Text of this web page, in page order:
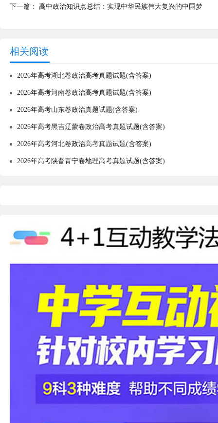
下一篇：
高中政治知识点总结：​实现中华民族伟大复兴的中国梦
相关阅读
2026年高考湖北卷政治高考真题试题(含答案)
2026年高考河南卷政治高考真题试题(含答案)
2026年高考山东卷政治真题试题(含答案)
2026年高考黑吉辽蒙卷政治高考真题试题(含答案)
2026年高考河北卷政治高考真题试题(含答案)
2026年高考陕晋青宁卷地理高考真题试题(含答案)